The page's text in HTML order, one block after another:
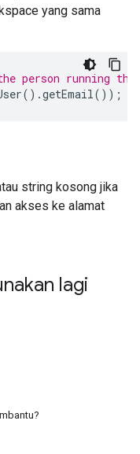
yang sama
person running
().getEmail());
string kosong jika
akses ke alamat
lagi